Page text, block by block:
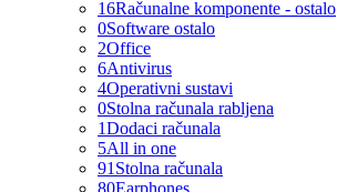
16Računalne komponente - ostalo
0Software ostalo
2Office
6Antivirus
4Operativni sustavi
0Stolna računala rabljena
1Dodaci računala
5All in one
91 Stolna računala
80Earphones